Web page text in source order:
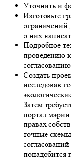
Уточнить и
Изготовьте
о них
Подробное
проведению
Создать
исследовав
Затем
портал
правах
точные
понадобится